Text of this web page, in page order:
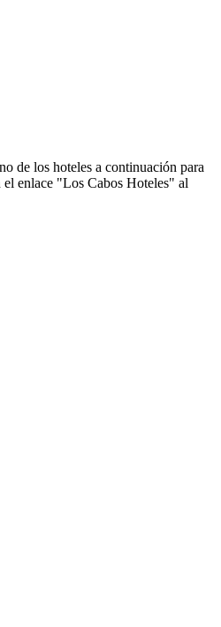
de los hoteles a continuación para
el enlace "Los Cabos Hoteles" al